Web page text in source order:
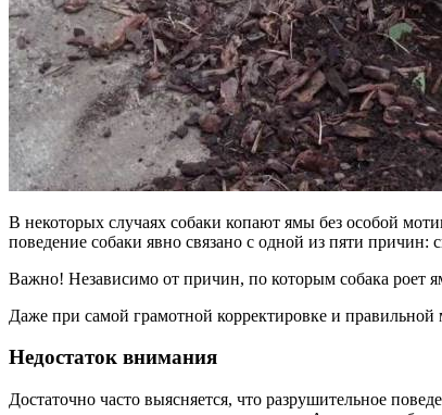
В некоторых случаях собаки копают ямы без особой
поведение собаки явно связано с одной из пяти
Важно! Независимо от причин, по которым собака роет
Даже при самой грамотной корректировке и
Недостаток внимания
Достаточно часто выясняется, что разрушительное